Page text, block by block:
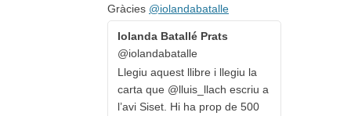
Gràcies @iolandabatalle
Iolanda Batallé Prats
@iolandabatalle
Llegiu aquest llibre i llegiu la
carta que @lluis_llach escriu a
l’avi Siset. Hi ha prop de 500